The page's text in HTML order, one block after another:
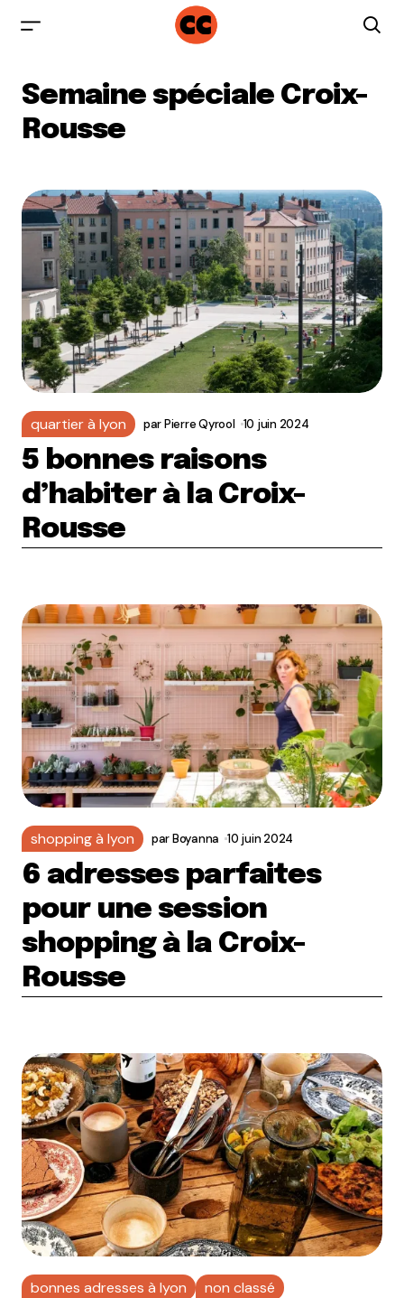
Semaine spéciale Croix-
Rousse
quartier à lyon parPierre Qyrool 10 juin 2024
5 bonnes raisons
d’habiter à la Croix-
Rousse
shopping à lyon parBoyanna 10 juin 2024
6 adresses parfaites
pour une session
shopping à la Croix-
Rousse
bonnes adresses à lyon non classé